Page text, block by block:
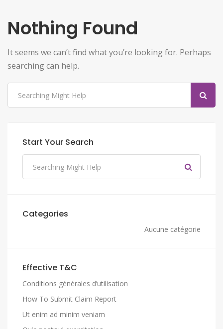
Nothing Found
It seems we can’t find what you’re looking for. Perhaps
searching can help.
Start Your Search
Categories
Aucune catégorie
Effective T&C
Conditions générales d’utilisation
How To Submit Claim Report
Ut enim ad minim veniam